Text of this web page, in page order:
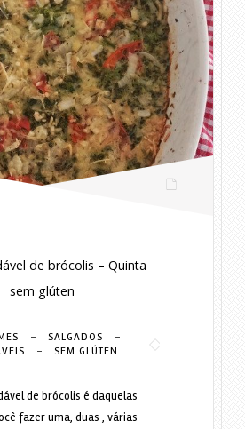
de brócolis – Quinta
sem glúten
- SALGADOS -
- SEM GLÚTEN
de brócolis é daquelas
fazer uma, duas , várias